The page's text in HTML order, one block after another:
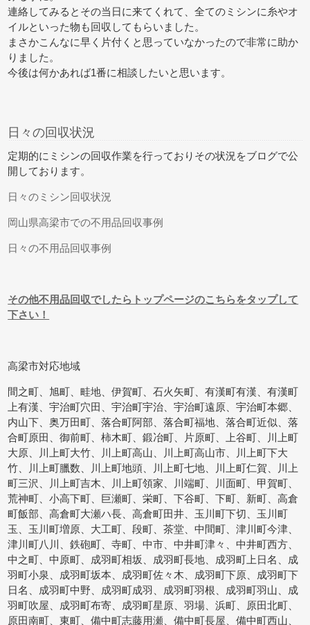
連絡してみるとその当日に来てくれて、全てのミシンに糸やオ
イルといった物も回収してもらいました。
まさかこんなに早く片付くと思っていなかったので非常に助か
りました。
今後は何かあれば1番に相談したいと思います。
日々の回収状況
定期的にミシンの回収作業を行っておりその状況をブログで公
開しております。
日々のミシン回収状況
岡山県高梁市での不用品回収事例
日々の不用品回収事例
その他不用品回収でしたらトップページのこちらをタップして
下さい！
高梁市対応地域
間之町、旭町、畦地、伊賀町、石火矢町、有漢町有漢、有漢町
上有漢、宇治町穴田、宇治町宇治、宇治町遠原、宇治町本郷、
内山下、奥万田町、落合町阿部、落合町福地、落合町近似、落
合町原田、御前町、柿木町、鍛冶町、片原町、上谷町、川上町
大原、川上町大竹、川上町高山、川上町高山市、川上町下大
竹、川上町臘数、川上町地頭、川上町七地、川上町仁賀、川上
町三沢、川上町吉木、川上町領家、川端町、川面町、甲賀町、
荒神町、小高下町、巨瀬町、栄町、下谷町、下町、新町、高倉
町飯部、高倉町大瀬ハ長、高倉町田井、玉川町下切、玉川町
玉、玉川町増原、大工町、段町、茶堂、中間町、津川町今津、
津川町八川、鉄砲町、寺町、中市、中井町津々、中井町西方、
中之町、中原町、成羽町相坂、成羽町長地、成羽町上日名、成
羽町小泉、成羽町坂本、成羽町佐々木、成羽町下原、成羽町下
日名、成羽町中野、成羽町成羽、成羽町羽根、成羽町羽山、成
羽町吹屋、成羽町布寄、成羽町星原、羽場、浜町、原田北町、
原田南町、東町、備中町志藤用瀬、備中町長屋、備中町西山、